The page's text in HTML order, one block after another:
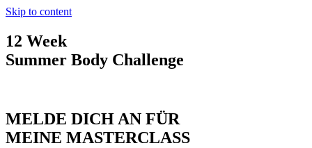
Skip to content
12 Week
Summer Body Challenge
MELDE DICH AN FÜR
MEINE MASTERCLASS